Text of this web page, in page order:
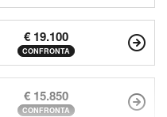
€ 19.100
CONFRONTA
€ 15.850
CONFRONTA